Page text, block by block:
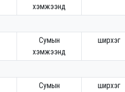
хэмжээнд
Сумын
хэмжээнд
ширхэг
Сумын
ширхэг